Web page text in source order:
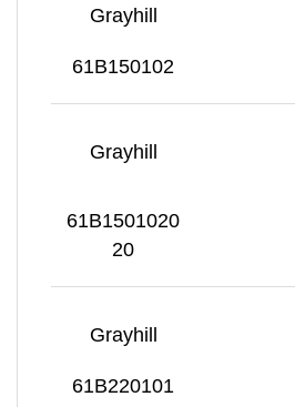
Grayhill
61B150102
Grayhill
61B1501020
20
Grayhill
61B220101